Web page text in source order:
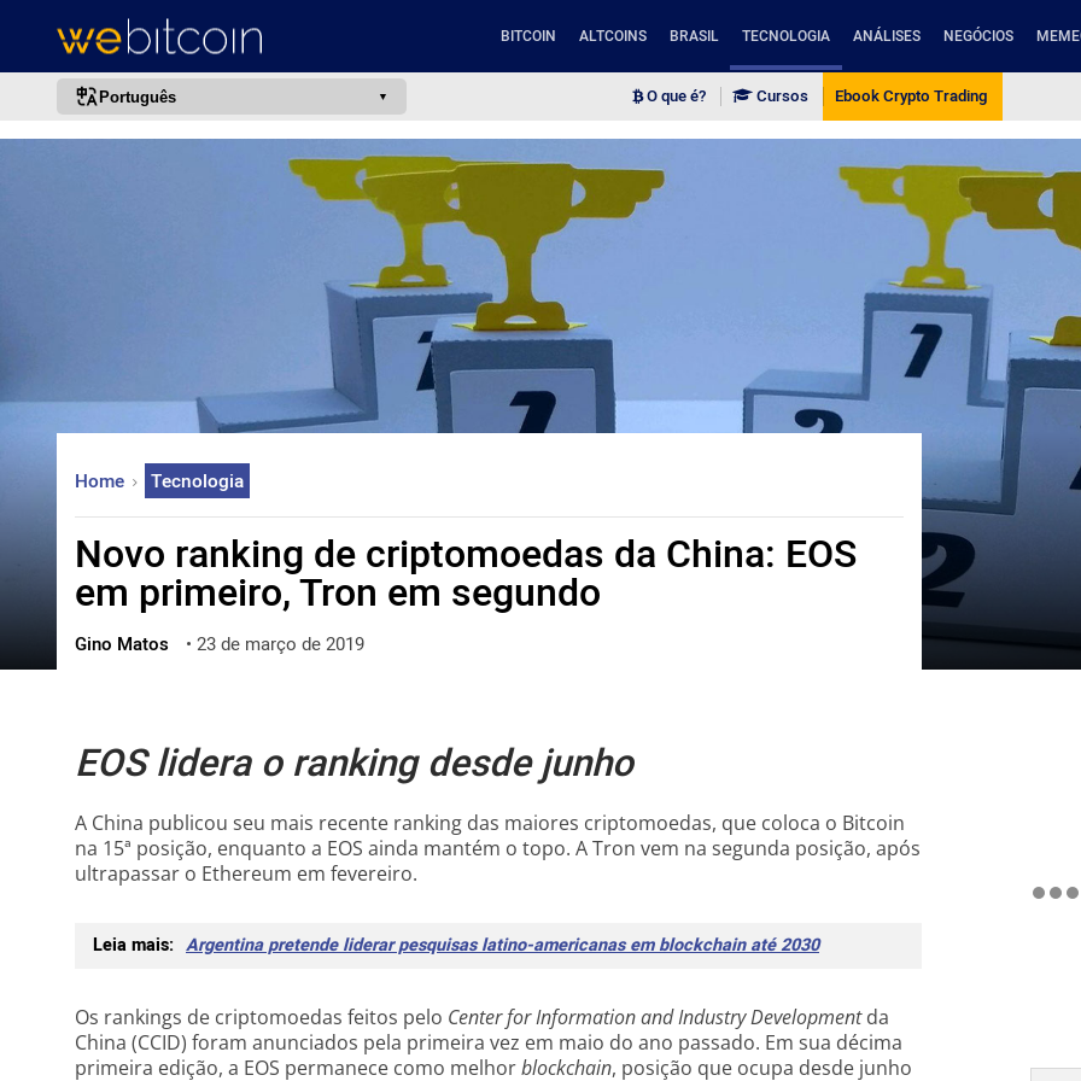
BITCOIN ALTCOINS BRASIL TECNOLOGIA ANÁLISES NEGÓCIOS
Português
中文
한국어
العربية
ไทย
ქართული
O que é? Cursos Ebook Crypto Trading
Home Tecnologia
Novo ranking de criptomoedas da China: EOS
em primeiro, Tron em segundo
Gino Matos • 23 de março de 2019
EOS lidera o ranking desde junho
A China publicou seu mais recente ranking das maiores criptomoedas, que coloca o Bitcoin
na 15ª posição, enquanto a EOS ainda mantém o topo. A Tron vem na segunda posição, após
ultrapassar o Ethereum em fevereiro.
Leia mais: Argentina pretende liderar pesquisas latino-americanas em blockchain até 2030
Os rankings de criptomoedas feitos pelo Center for Information and Industry Developmentda
China (CCID) foram anunciados pela primeira vez em maio do ano passado. Em sua décima
primeira edição, a EOS permanece como melhorblockchain, posição que ocupa desde junho